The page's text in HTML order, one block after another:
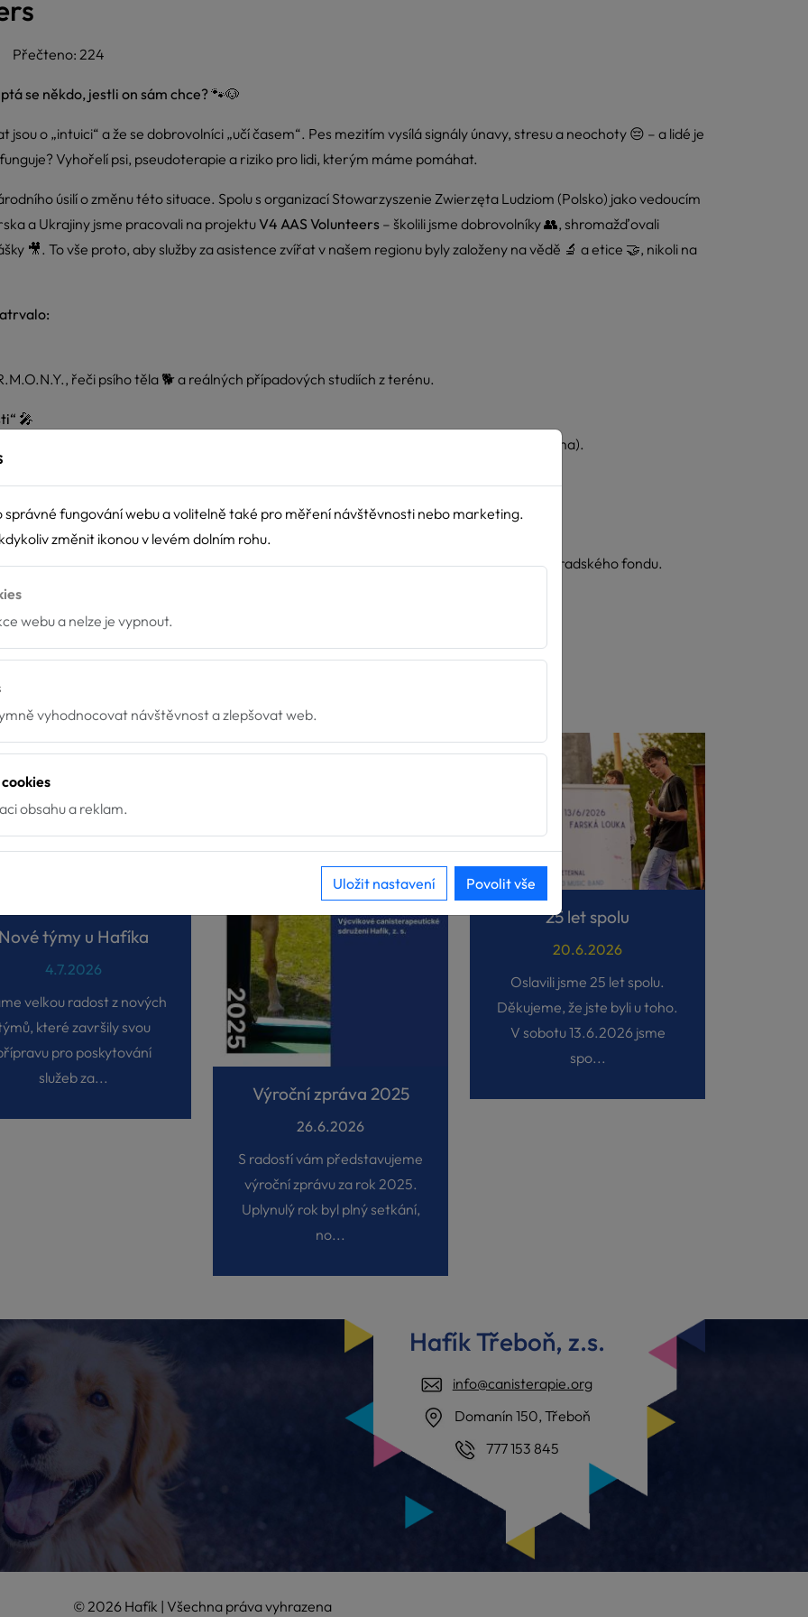
Přečteno: 224
se někdo, jestli on sám chce?🐾🐶
o „intuici“ a že se dobrovolníci „učí časem“. Pes mezitím vysílá signály únavy, stresu a neochoty 😔 – a lidé je
Vyhořelí psi, pseudoterapie a riziko pro lidi, kterým máme pomáhat.
úsilí o změnu této situace. Spolu s organizací Stowarzyszenie Zwierzęta Ludziom (Polsko) jako vedoucím
a Ukrajiny jsme pracovali na projektuV4 AAS Volunteers – školili jsme dobrovolníky 👥, shromažďovali
🎥. To vše proto, aby služby za asistence zvířat v našem regionu byly založeny na vědě 🔬 a etice 🤝, nikoli na
řeči psího těla 🐕 a reálných případových studiích z terénu.
🎤
dispozici je také polská zvuková stopa – ikona ozubeného kola ve Vimeo → Audio → Polština).
dnes skutečně chce pracovat. ❤️🐾
Polska a Slovenska prostřednictvím Visegradských grantů z Mezinárodního visegradského fondu.
regionální spolupráci ve střední Evropě.
Nové týmy u Hafíka
4.7.2026
velkou radost z nových
které završily svou
pro poskytování
služeb za...
Výroční zpráva 2025
26.6.2026
S radostí vám představujeme
výroční zprávu za rok 2025.
Uplynulý rok byl plný setkání,
no...
25 let spolu
20.6.2026
Oslavili jsme 25 let spolu.
Děkujeme, že jste byli u toho.
V sobotu 13.6.2026 jsme
spo...
Hafík Třeboň, z.s.
info@canisterapie.org
Domanín 150, Třeboň
777 153 845
© 2026 Hafík | Všechna práva vyhrazena
správné fungování webu a volitelně také pro měření návštěvnosti nebo marketing.
změnit ikonou v levém dolním rohu.
webu a nelze je vypnout.
vyhodnocovat návštěvnost a zlepšovat web.
obsahu a reklam.
Uložit nastavení Povolit vše